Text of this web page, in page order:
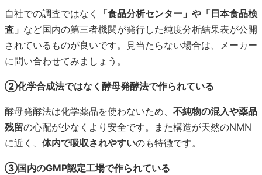
自社での調査ではなく
「食品分析センター」や「日本食品検
査」 など国内の第三者機関が発行した純度分析結果表が公開
されているものが良いです。見当たらない場合は、メーカー
に問い合わせてみましょう。
②化学合成法ではなく酵母発酵法で作られている
酵母発酵法は化学薬品を使わないため、 不純物の混入や薬品
残留の心配が少なくより安全です。また構造が天然のNMN
に近く、 体内で吸収されやすいのも特徴です。
③国内のGMP認定工場で作られている